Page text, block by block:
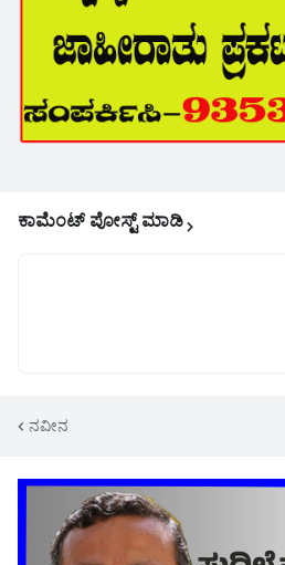
ಕಾಮೆಂಟ್‌‌ ಪೋಸ್ಟ್‌ ಮಾಡಿ
ನವೀನ